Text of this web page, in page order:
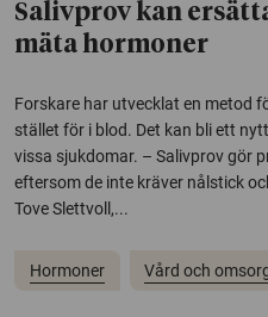
Salivprov kan
mäta hormoner
Forskare har utvecklat en metod
stället för i blod. Det kan bli ett
vissa sjukdomar. – Salivprov gör
eftersom de inte kräver nålstick
Tove Slettvoll,...
Hormoner Vård och